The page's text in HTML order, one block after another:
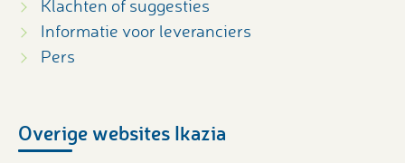
Klachten of suggesties
Informatie voor leveranciers
Pers
Overige websites Ikazia